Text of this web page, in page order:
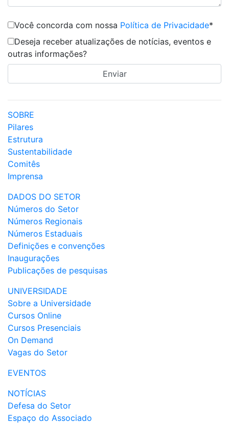
Você concorda com nossa Política de Privacidade*
Deseja receber atualizações de notícias, eventos e
outras informações?
SOBRE
Pilares
Estrutura
Sustentabilidade
Comitês
Imprensa
DADOS DO SETOR
Números do Setor
Números Regionais
Números Estaduais
Definições e convenções
Inaugurações
Publicações de pesquisas
UNIVERSIDADE
Sobre a Universidade
Cursos Online
Cursos Presenciais
On Demand
Vagas do Setor
EVENTOS
NOTÍCIAS
Defesa do Setor
Espaço do Associado